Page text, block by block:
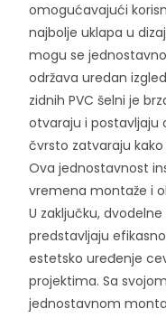
omogućavajući
najbolje uklapa u
mogu se
održava uredan
zidnih PVC šelni je
otvaraju i postavljaju
čvrsto zatvaraju
Ova jednostavnost
vremena montaže i
U zaključku,
predstavljaju
estetsko uređenje
projektima. Sa
jednostavnom